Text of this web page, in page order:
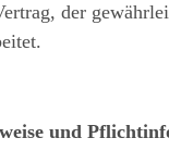
der
und